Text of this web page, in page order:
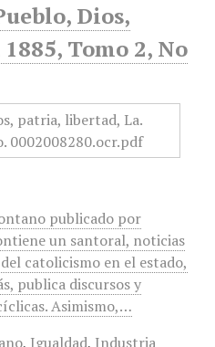
Dios,
Tomo 2, No
publicado por
un santoral, noticias
catolicismo en el estado,
publica discursos y
Asimismo,…
, Igualdad, Industria